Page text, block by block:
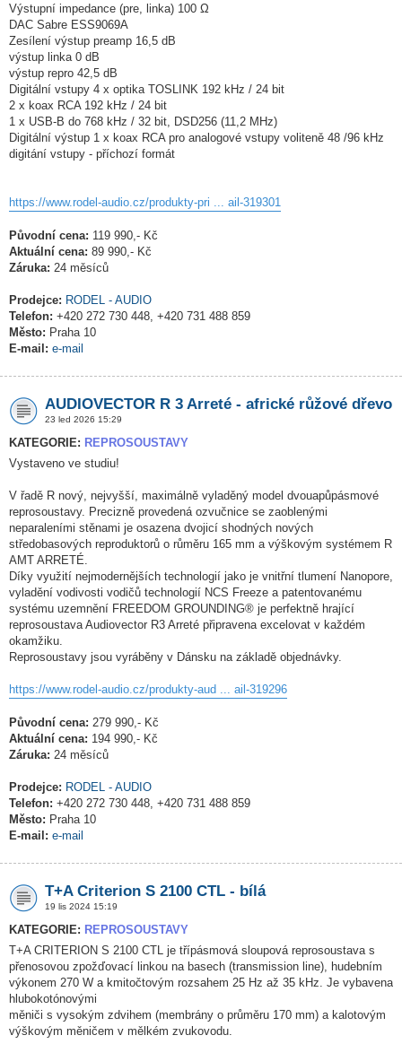
Výstupní impedance (pre, linka) 100 Ω
DAC Sabre ESS9069A
Zesílení výstup preamp 16,5 dB
výstup linka 0 dB
výstup repro 42,5 dB
Digitální vstupy 4 x optika TOSLINK 192 kHz / 24 bit
2 x koax RCA 192 kHz / 24 bit
1 x USB-B do 768 kHz / 32 bit, DSD256 (11,2 MHz)
Digitální výstup 1 x koax RCA pro analogové vstupy voliteně 48 /96 kHz
digitání vstupy - příchozí formát
https://www.rodel-audio.cz/produkty-pri ... ail-319301
Původní cena: 119 990,- Kč
Aktuální cena: 89 990,- Kč
Záruka: 24 měsíců
Prodejce: RODEL - AUDIO
Telefon: +420 272 730 448, +420 731 488 859
Město: Praha 10
E-mail: e-mail
AUDIOVECTOR R 3 Arreté - africké růžové dřevo
23 led 2026 15:29
KATEGORIE: REPROSOUSTAVY
Vystaveno ve studiu!
V řadě R nový, nejvyšší, maximálně vyladěný model dvouapůpásmové
reprosoustavy. Precizně provedená ozvučnice se zaoblenými
neparaleními stěnami je osazena dvojicí shodných nových
středobasových reproduktorů o růměru 165 mm a výškovým systémem R
AMT ARRETÉ.
Díky využití nejmodernějších technologií jako je vnitřní tlumení Nanopore,
vyladění vodivosti vodičů technologií NCS Freeze a patentovanému
systému uzemnění FREEDOM GROUNDING® je perfektně hrající
reprosoustava Audiovector R3 Arreté připravena excelovat v každém
okamžiku.
Reprosoustavy jsou vyráběny v Dánsku na základě objednávky.
https://www.rodel-audio.cz/produkty-aud ... ail-319296
Původní cena: 279 990,- Kč
Aktuální cena: 194 990,- Kč
Záruka: 24 měsíců
Prodejce: RODEL - AUDIO
Telefon: +420 272 730 448, +420 731 488 859
Město: Praha 10
E-mail: e-mail
T+A Criterion S 2100 CTL - bílá
19 lis 2024 15:19
KATEGORIE: REPROSOUSTAVY
T+A CRITERION S 2100 CTL je třípásmová sloupová reprosoustava s
přenosovou zpožďovací linkou na basech (transmission line), hudebním
výkonem 270 W a kmitočtovým rozsahem 25 Hz až 35 kHz. Je vybavena
hlubokotónovými
měniči s vysokým zdvihem (membrány o průměru 170 mm) a kalotovým
výškovým měničem v mělkém zvukovodu.